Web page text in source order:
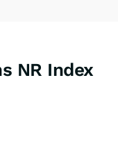
NR Index